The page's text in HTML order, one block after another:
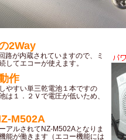
2Way
路が内蔵されていますので、ミ
してエコーが使えます。
作
やすい単三乾電池１本ですの
１．２Ｖで電圧が低いため、
M502A
アルされてNZ-M502Aとなりま
能が働きます（エコー機能には